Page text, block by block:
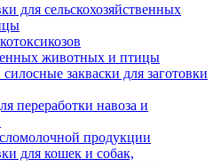
для сельскохозяйственных
животных и птицы
закваски для заготовки
переработки навоза и
продукции
для кошек и собак,